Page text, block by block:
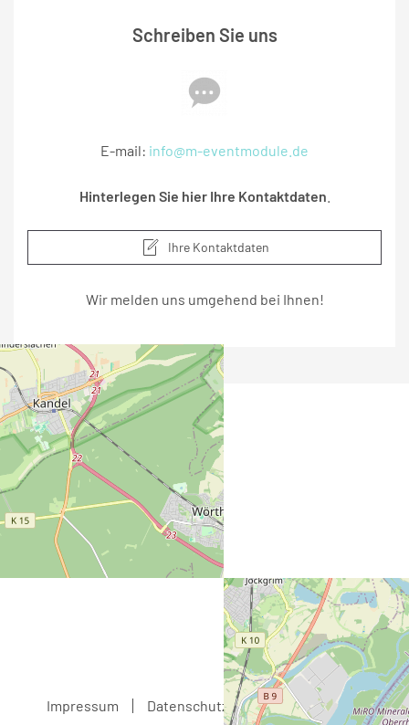
Schreiben Sie uns
E-mail: info@m-eventmodule.de
Hinterlegen Sie hier Ihre Kontaktdaten
Ihre Kontaktdaten
Wir melden uns umgehend bei Ihnen!
Impressum Datenschutz AGB Kontakt